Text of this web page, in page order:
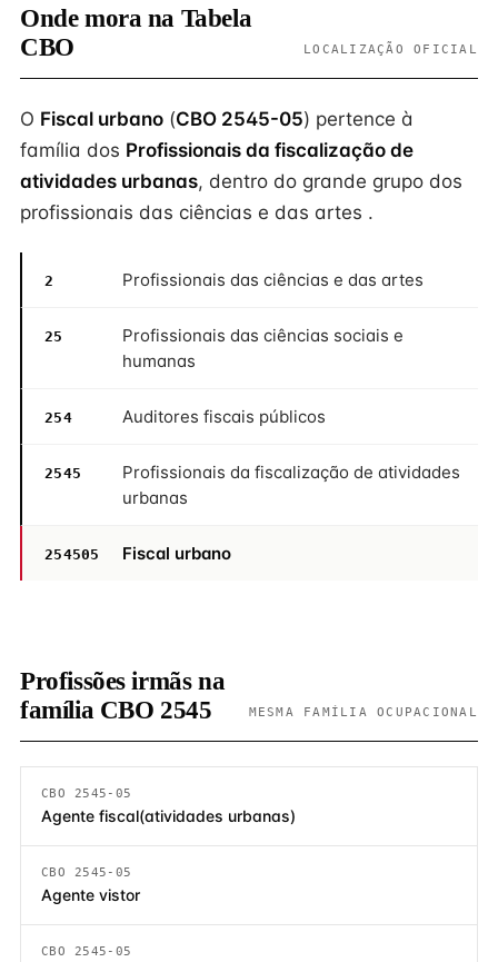
Onde mora na Tabela
CBO
LOCALIZAÇÃO OFICIAL
O Fiscal urbano (CBO 2545-05) pertence à
família dos Profissionais da fiscalização de
atividades urbanas, dentro do grande grupo dos
profissionais das ciências e das artes .
2 Profissionais das ciências e das artes
25
Profissionais das ciências sociais e
humanas
254 Auditores fiscais públicos
2545
Profissionais da fiscalização de atividades
urbanas
254505 Fiscal urbano
Profissões irmãs na
família CBO 2545
MESMA FAMÍLIA OCUPACIONAL
CBO 2545-05
Agente fiscal(atividades urbanas)
CBO 2545-05
Agente vistor
CBO 2545-05